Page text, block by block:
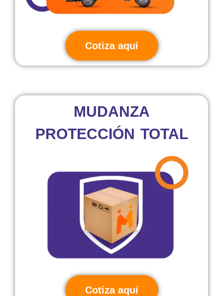
Cotiza aquí
MUDANZA
PROTECCIÓN TOTAL
Cotiza aquí